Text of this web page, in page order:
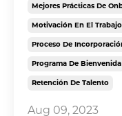
Mejores Prácticas De
Motivación En El Trabajo
Proceso De
Programa De Bienvenida
Retención De Talento
Aug 09, 2023